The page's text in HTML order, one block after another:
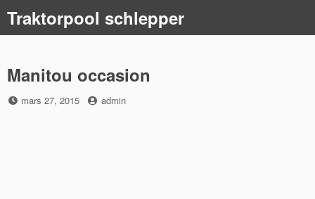
content
Traktorpool schlepper
Manitou occasion
Posted
mars 27, 2015 by
admin